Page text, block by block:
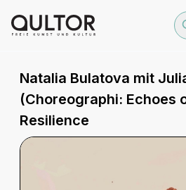
Natalia Bulatova mit
(Choreographi: Echoes
Resilience